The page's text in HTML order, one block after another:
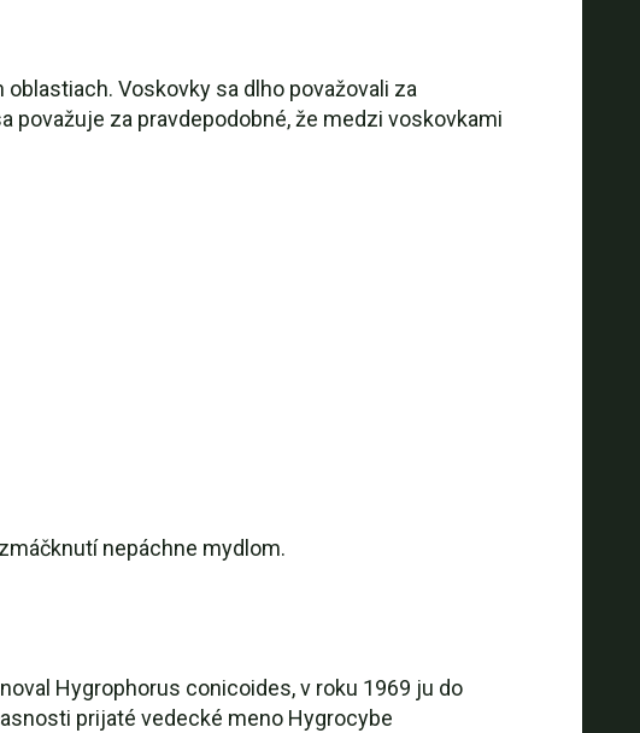
Voskovky sa dlho považovali za
považuje za pravdepodobné, že medzi voskovkami
nepáchne mydlom.
Hygrophorus conicoides, v roku 1969 ju do
prijaté vedecké meno Hygrocybe